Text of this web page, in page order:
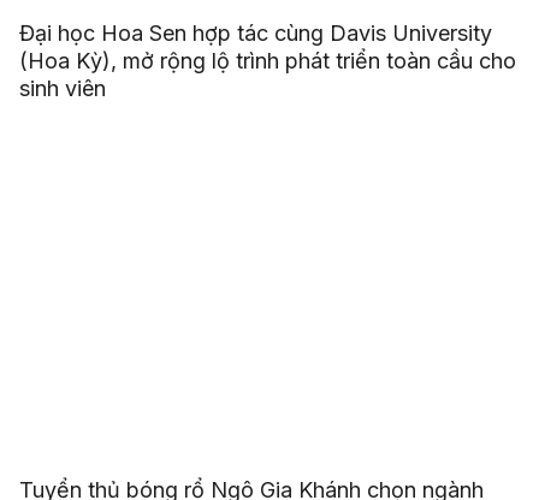
Đại học Hoa Sen hợp tác cùng Davis University
(Hoa Kỳ), mở rộng lộ trình phát triển toàn cầu cho
sinh viên
Tuyển thủ bóng rổ Ngô Gia Khánh chọn ngành